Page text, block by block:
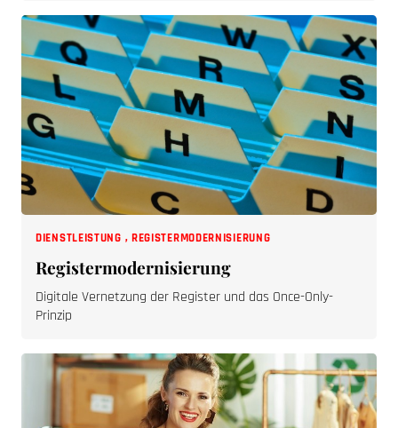
DIENSTLEISTUNG , REGISTERMODERNISIERUNG
Registermodernisierung
Digitale Vernetzung der Register und das Once-Only-
Prinzip